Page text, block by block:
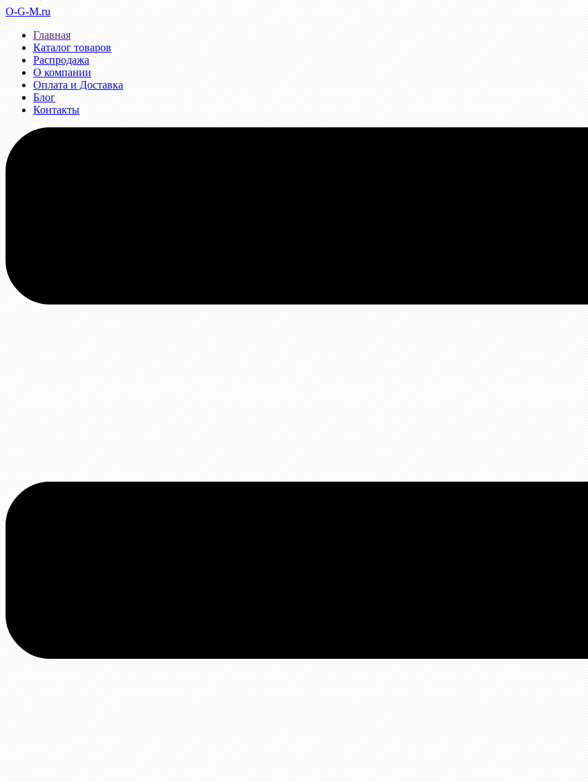
O-G-M.ru
Главная
Каталог товаров
Распродажа
О компании
Оплата и Доставка
Блог
Контакты